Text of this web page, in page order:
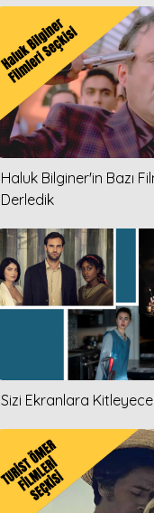
Haluk Bilginer'in Bazı
Derledik
Sizi Ekranlara